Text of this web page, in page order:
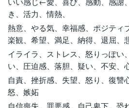
き、活力、情熱、
熱意、やる気、幸福感、ポジティ
楽観、希望、満足、納得、退屈、
イライラ、ストレス、怒りっぽい
い、圧迫感、落胆、疑い、不安、
自責、挫折感、失望、怒り、復讐
怒、嫉妬
自信喪失、罪悪感、自己卑下、恐